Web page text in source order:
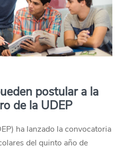
postular a la
de la UDEP
ha lanzado la convocatoria
del quinto año de